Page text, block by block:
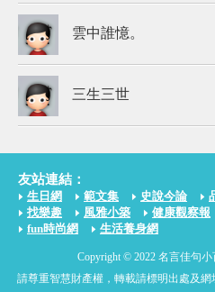
雲中誰憶。
三生三世
友站連結：
生日網 範文集 史說今論
找樂趣
風雅小築 健康觀察報
fun時尚網
生活養身網
Copyright © 2022 名言佳句小
請尊重智慧財產權，轉載請標明出處及網